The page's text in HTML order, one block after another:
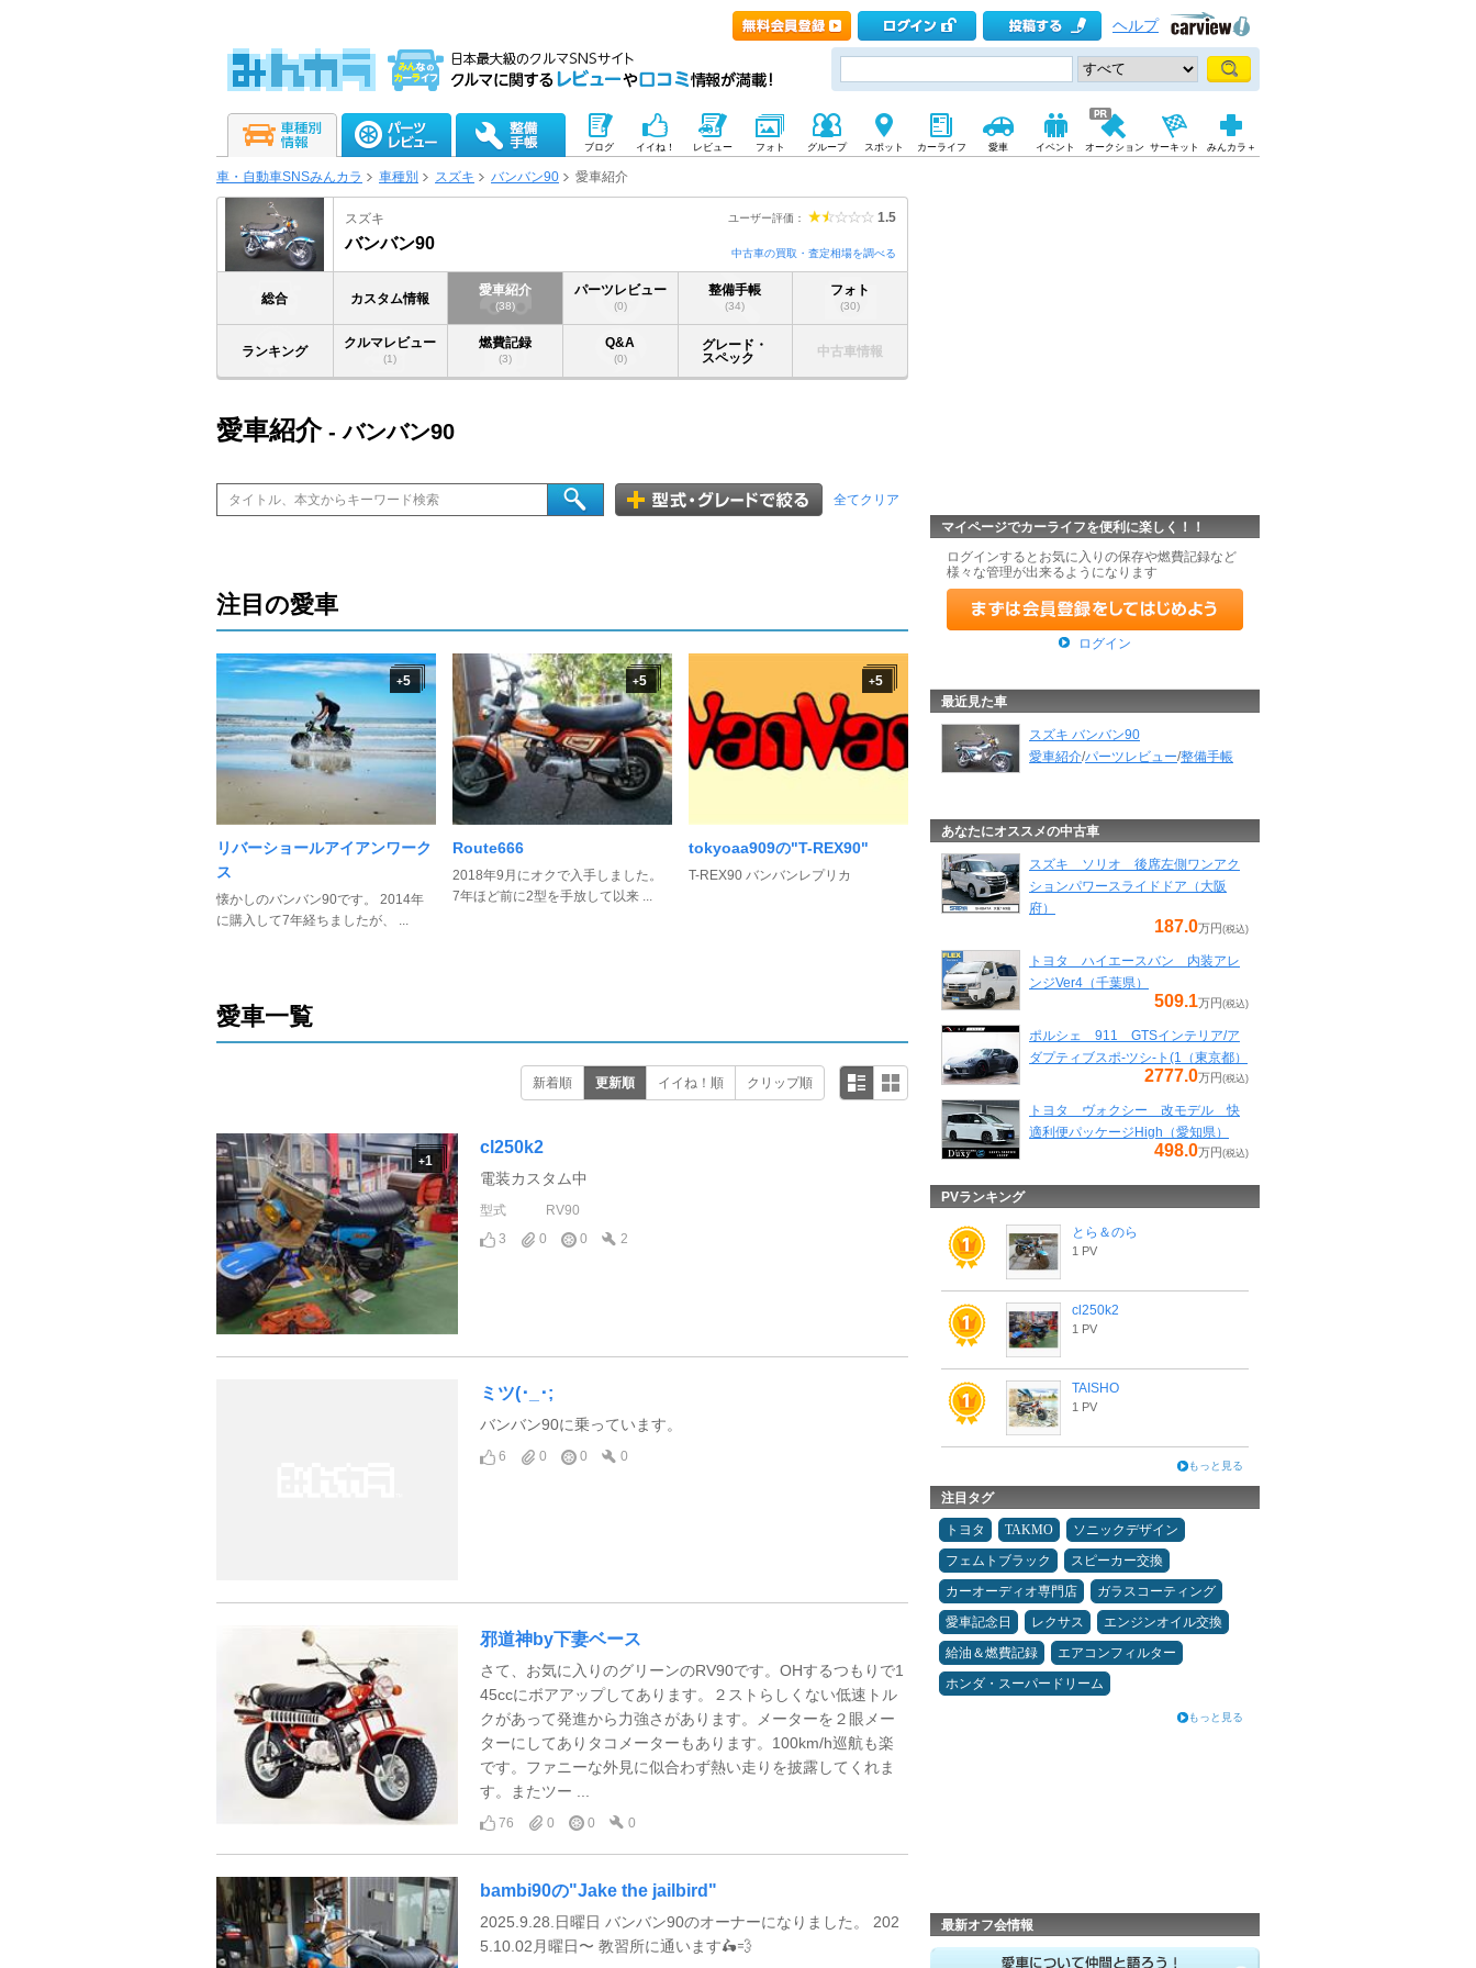
ヘルプ
ブログ イイね！ レビュー フォト グループ スポット カーライフ 愛車 イベント オークション サーキット みんカラ＋
車・自動車SNSみんカラ 車種別 スズキ バンバン90 愛車紹介
ユーザー評価： 1.5
スズキ
バンバン90
中古車の買取・査定相場を調べる
総合 カスタム情報
愛車紹介
(38)
パーツレビュー
(0)
整備手帳
(34)
フォト
(30)
ランキング
クルマレビュー
(1)
燃費記録
(3)
Q&A
(0)
グレード・
スペック
中古車情報
愛車紹介- バンバン90
全てクリア
注目の愛車
+5
リバーショールアイアンワーク
ス
懐かしのバンバン90です。 2014年
に購入して7年経ちましたが、 ...
+5
Route666
2018年9月にオクで入手しました。
7年ほど前に2型を手放して以来 ...
+5
tokyoaa909の"T-REX90"
T-REX90 バンバンレプリカ
愛車一覧
新着順 更新順 イイね！順 クリップ順
+1
cl250k2
電装カスタム中
型式
RV90
3
0 0 2
ミツ(･_･;
バンバン90に乗っています。
6 0 0 0
邪道神by下妻ベース
さて、お気に入りのグリーンのRV90です。OHするつもりで1
45ccにボアアップしてあります。２ストらしくない低速トル
クがあって発進から力強さがあります。メーターを２眼メー
ターにしてありタコメーターもあります。100km/h巡航も楽
です。ファニーな外見に似合わず熱い走りを披露してくれま
す。またツー ...
76 0 0 0
bambi90の"Jake the jailbird"
2025.9.28.日曜日 バンバン90のオーナーになりました。 202
5.10.02月曜日〜 教習所に通います🛵💨
マイページでカーライフを便利に楽しく！！
ログインするとお気に入りの保存や燃費記録など
様々な管理が出来るようになります
ログイン
最近見た車
スズキ バンバン90
愛車紹介/パーツレビュー/整備手帳
あなたにオススメの中古車
スズキ ソリオ 後席左側ワンアク
ションパワースライドドア（大阪
府）
187.0万円 (税込)
トヨタ ハイエースバン 内装アレ
ンジVer4（千葉県）
509.1万円 (税込)
ポルシェ 911 GTSインテリア/ア
ダプティブスポ-ツシ-ト(1（東京都）
2777.0万円 (税込)
トヨタ ヴォクシー 改モデル 快
適利便パッケージHigh（愛知県）
498.0万円 (税込)
PVランキング
とら＆のら
1 PV
cl250k2
1 PV
TAISHO
1 PV
もっと見る
注目タグ
トヨタ TAKMO
ソニックデザイン
フェムトブラック
スピーカー交換
カーオーディオ専門店
ガラスコーティング
愛車記念日
レクサス
エンジンオイル交換
給油＆燃費記録
エアコンフィルター
ホンダ・スーパードリーム
もっと見る
最新オフ会情報